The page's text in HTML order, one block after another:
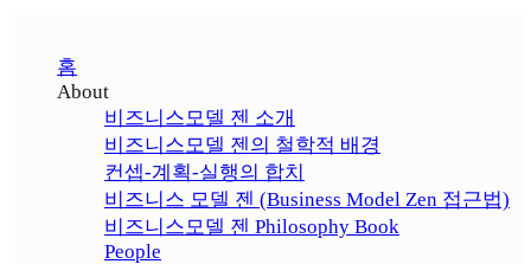
홈
About
비즈니스모델 젠 소개
비즈니스모델 젠의 철학적 배경
컨셉-계획-실행의 합치
비즈니스 모델 젠 (Business Model Zen 접근법)
비즈니스모델 젠 Philosophy Book
People